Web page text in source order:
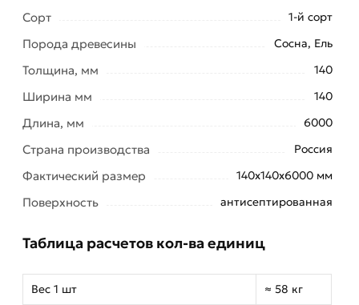
Сорт 1-й сорт
Порода древесины Сосна, Ель
Толщина, мм 140
Ширина мм 140
Длина, мм 6000
Страна производства Россия
Фактический размер 140х140х6000 мм
Поверхность антисептированная
Таблица расчетов кол-ва единиц
Вес 1 шт ≈ 58 кг